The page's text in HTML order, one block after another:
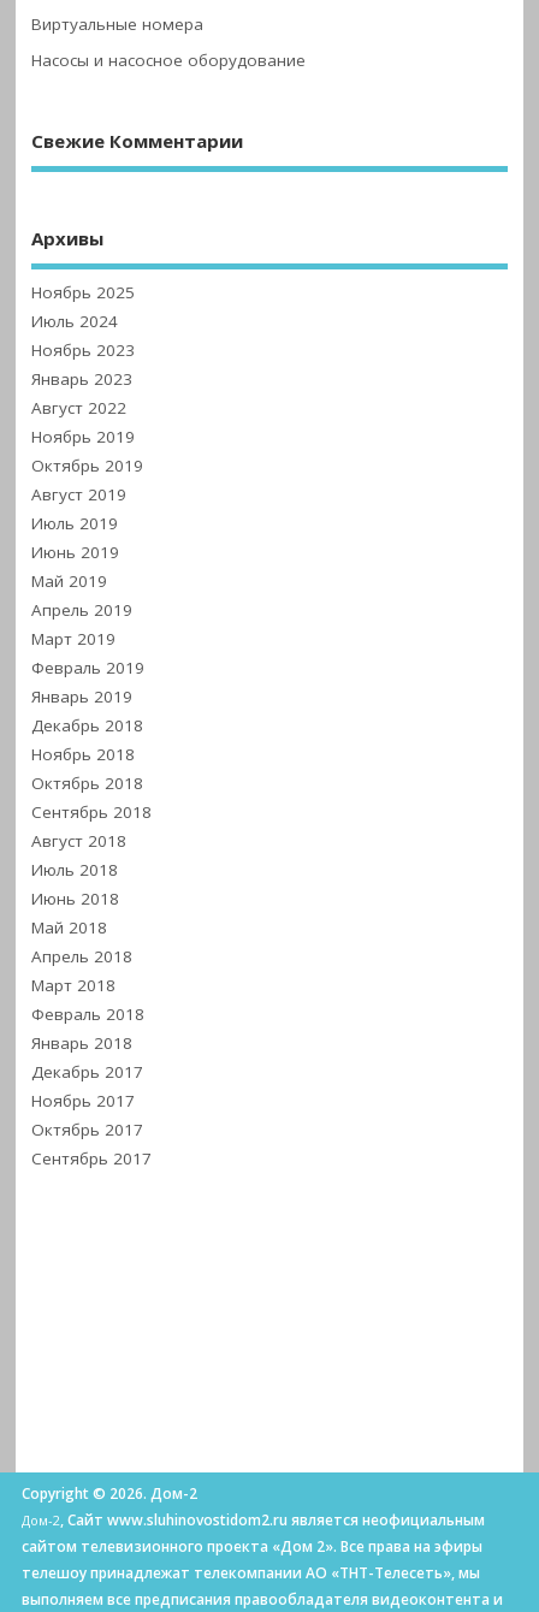
Виртуальные номера
Насосы и насосное оборудование
Свежие Комментарии
Архивы
Ноябрь 2025
Июль 2024
Ноябрь 2023
Январь 2023
Август 2022
Ноябрь 2019
Октябрь 2019
Август 2019
Июль 2019
Июнь 2019
Май 2019
Апрель 2019
Март 2019
Февраль 2019
Январь 2019
Декабрь 2018
Ноябрь 2018
Октябрь 2018
Сентябрь 2018
Август 2018
Июль 2018
Июнь 2018
Май 2018
Апрель 2018
Март 2018
Февраль 2018
Январь 2018
Декабрь 2017
Ноябрь 2017
Октябрь 2017
Сентябрь 2017
Copyright © 2026. Дом-2
Дом-2, Сайт www.sluhinovostidom2.ru является неофициальным
сайтом телевизионного проекта «Дом 2». Все права на эфиры
телешоу принадлежат телекомпании АО «ТНТ-Телесеть», мы
выполняем все предписания правообладателя видеоконтента и